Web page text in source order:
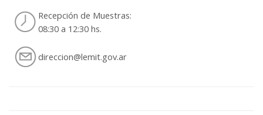
Recepción de Muestras:
08:30 a 12:30 hs.
direccion@lemit.gov.ar